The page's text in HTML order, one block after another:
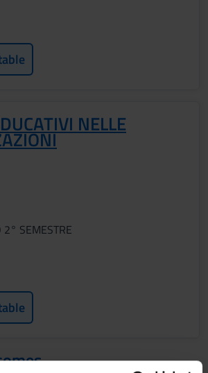
NELLE
SEMESTRE